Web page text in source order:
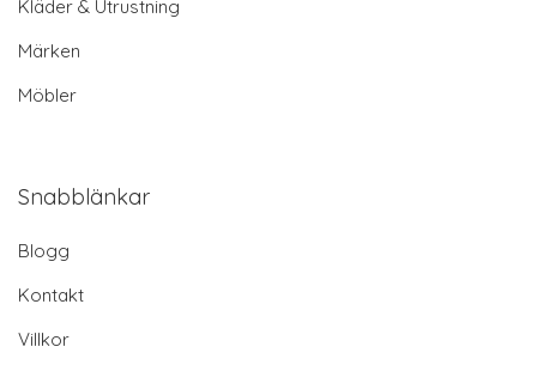
Kläder & Utrustning
Märken
Möbler
Snabblänkar
Blogg
Kontakt
Villkor